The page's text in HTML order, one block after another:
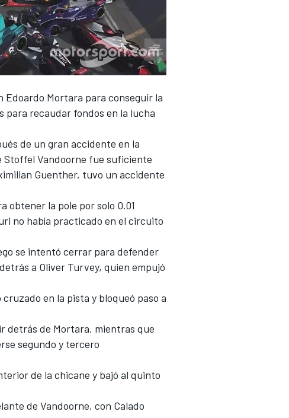
Edoardo Mortara para conseguir la
para recaudar fondos en la lucha
de un gran accidente en la
Stoffel Vandoorne fue suficiente
Guenther, tuvo un accidente
obtener la pole por solo 0.01
no había practicado en el circuito
se intentó cerrar para defender
a Oliver Turvey, quien empujó
en la pista y bloqueó paso a
detrás de Mortara, mientras que
segundo y tercero
de la chicane y bajó al quinto
de Vandoorne, con Calado